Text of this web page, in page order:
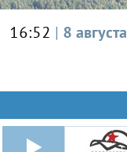
16:52 | 8 августа